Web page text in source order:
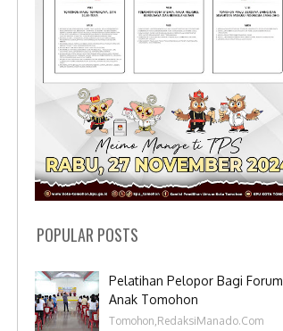
POPULAR POSTS
Pelatihan Pelopor Bagi Forum
Anak Tomohon
Tomohon,RedaksiManado.Com